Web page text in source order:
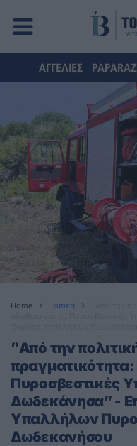
ΑΓΓΕΛΙΕΣ
Home Τοπικά
”Από την
πραγματικότητα:
Πυροσβεστικές
Δωδεκάνησα” -
Υπαλλήλων
Δωδεκανήσου